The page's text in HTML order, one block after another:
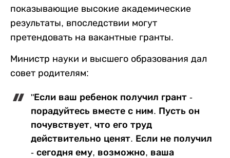
показывающие высокие академические
результаты, впоследствии могут
претендовать на вакантные гранты.
Министр науки и высшего образования дал
совет родителям:
"Если ваш ребенок получил грант -
порадуйтесь вместе с ним. Пусть он
почувствует, что его труд
действительно ценят. Если не получил
- сегодня ему, возможно, ваша